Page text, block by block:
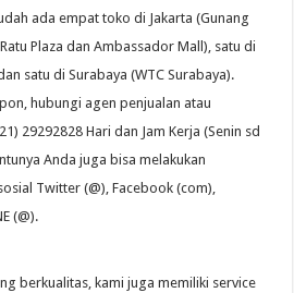
ada empat toko di Jakarta (Gunang
Plaza dan Ambassador Mall), satu di
satu di Surabaya (WTC Surabaya).
hubungi agen penjualan atau
29292828 Hari dan Jam Kerja (Senin sd
Anda juga bisa melakukan
Twitter (@), Facebook (com),
(@).
berkualitas, kami juga memiliki service